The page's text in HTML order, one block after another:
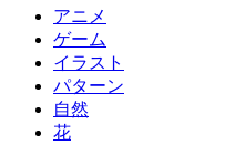
アニメ
ゲーム
イラスト
パターン
自然
花